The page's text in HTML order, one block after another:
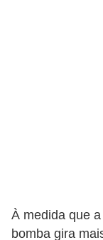
À medida que
bomba gira
i